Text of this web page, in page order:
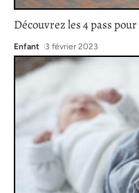
Découvrez les 4 pass
Enfant 3 février 2023